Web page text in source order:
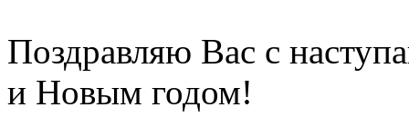
Поздравляю Вас с
и Новым годом!